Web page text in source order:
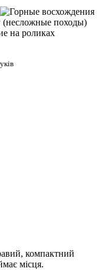
компактний
місця.